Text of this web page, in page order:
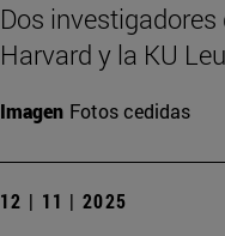
Dos
Harvard y la KU
Imagen Fotos cedidas
12 | 11 | 2025